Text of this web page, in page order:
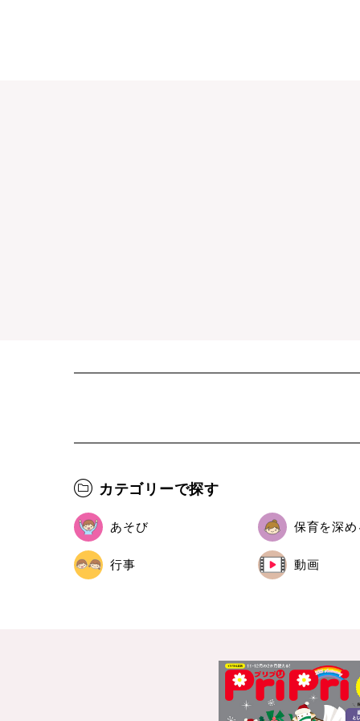
カテゴリーで探す
あそび 保育を深め
行事 動画